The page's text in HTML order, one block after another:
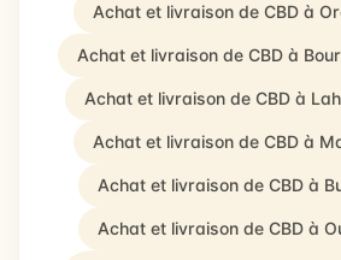
Achat et livraison de CBD à
Achat et livraison de CBD à
Achat et livraison de CBD à
Achat et livraison de CBD à
Achat et livraison de CBD à
Achat et livraison de CBD à